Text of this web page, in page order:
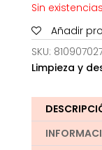
Sin existencias
Añadir
SKU:
Limpieza y